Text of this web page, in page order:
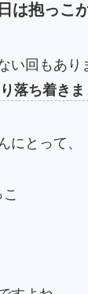
は抱っこ
い回もあり
落ち着きま
にとって、